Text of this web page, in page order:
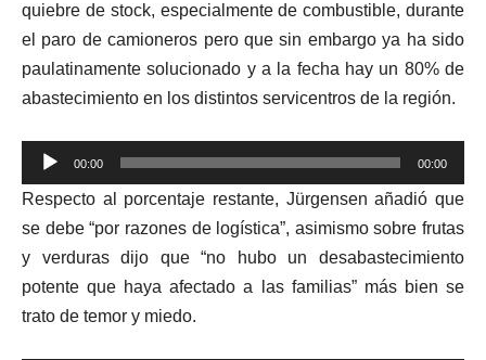
quiebre de stock, especialmente de combustible, durante
el paro de camioneros pero que sin embargo ya ha sido
paulatinamente solucionado y a la fecha hay un 80% de
abastecimiento en los distintos servicentros de la región.
Reproductor
de
audio
00:00 00:00
Respecto al porcentaje restante, Jürgensen añadió que
se debe “por razones de logística”, asimismo sobre frutas
y verduras dijo que “no hubo un desabastecimiento
potente que haya afectado a las familias” más bien se
trato de temor y miedo.